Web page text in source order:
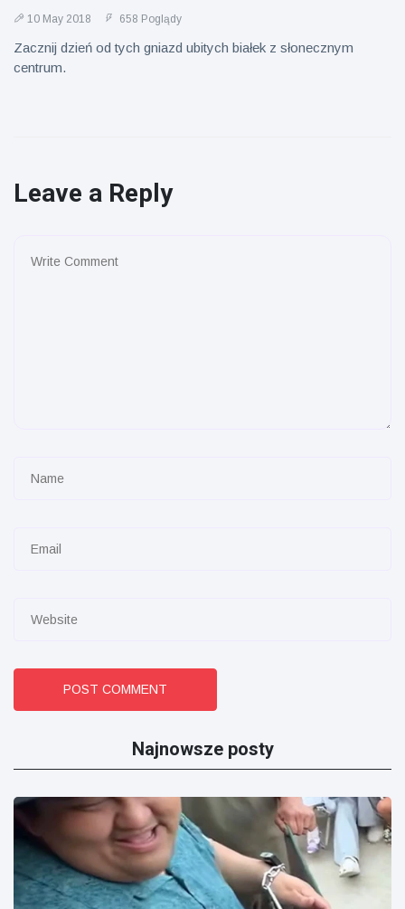
10 May 2018 658 Poglądy
Zacznij dzień od tych gniazd ubitych białek z słonecznym
centrum.
Leave a Reply
POST COMMENT
Najnowsze posty